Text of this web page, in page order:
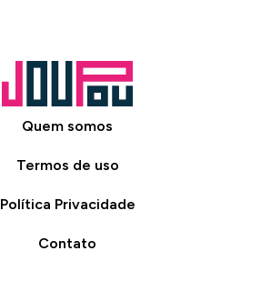
Quem somos
Termos de uso
Política Privacidade
Contato